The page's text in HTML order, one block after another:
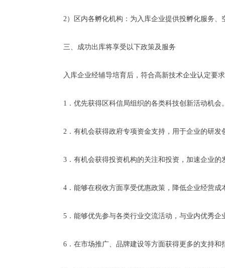
2）区内各孵化机构：为入库企业提供投孵化服务、
三、成功出库将享受以下政策及服务
入库企业经辅导培育后，符合高新技术企业认定要
1．优先获得区科信局组织的各类科技创新活动机会
2．有机会获得政府专项资金支持，用于企业的研发
3．有机会获得投资机构的关注和投资，加速企业的
4．能够在税收方面享受优惠政策，降低企业经营成
5．能够优先参与各类行业交流活动，与业内优秀企
6．在市场推广、品牌建设等方面获得更多的支持